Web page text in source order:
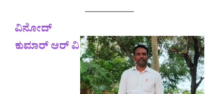
ವಿನೋದ್
ಕುಮಾರ್ ಆರ್ ವಿ